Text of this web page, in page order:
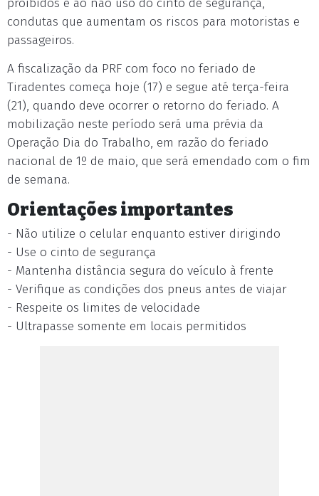
proibidos e ao não uso do cinto de segurança,
condutas que aumentam os riscos para motoristas e
passageiros.
A fiscalização da PRF com foco no feriado de
Tiradentes começa hoje (17) e segue até terça-feira
(21), quando deve ocorrer o retorno do feriado. A
mobilização neste período será uma prévia da
Operação Dia do Trabalho, em razão do feriado
nacional de 1º de maio, que será emendado com o fim
de semana.
Orientações importantes
- Não utilize o celular enquanto estiver dirigindo
- Use o cinto de segurança
- Mantenha distância segura do veículo à frente
- Verifique as condições dos pneus antes de viajar
- Respeite os limites de velocidade
- Ultrapasse somente em locais permitidos